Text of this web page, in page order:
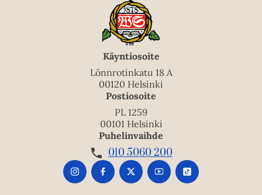
Käyntiosoite
Lönnrotinkatu 18 A
00120 Helsinki
Postiosoite
PL 1259
00101 Helsinki
Puhelinvaihde
010 5060 200